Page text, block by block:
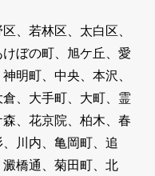
、若林区、太白区、
ぼの町、旭ケ丘、愛
明町、中央、本沢、
、大手町、大町、霊
、花京院、柏木、春
川内、亀岡町、追
橋通、菊田町、北